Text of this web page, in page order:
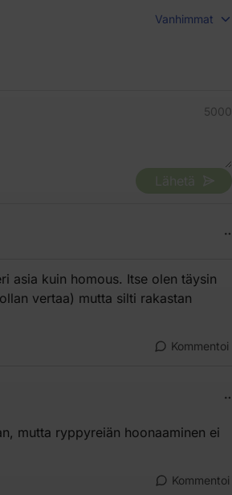
Vanhimmat
5000
Lähetä
asia kuin homous. Itse olen täysin
vertaa) mutta silti rakastan
Kommentoi
mutta ryppyreiän hoonaaminen ei
Kommentoi